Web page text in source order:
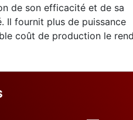
de son efficacité et de sa
Il fournit plus de puissance
coût de production le